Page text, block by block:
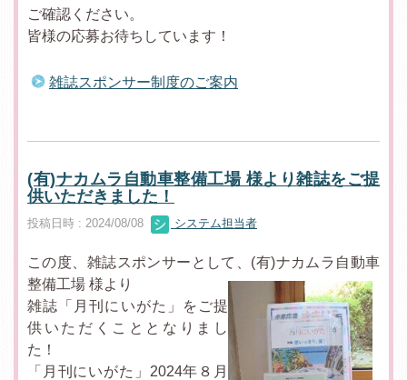
ご確認ください。
皆様の応募お待ちしています！
雑誌スポンサー制度のご案内
(有)ナカムラ自動車整備工場 様より雑誌をご提
供いただきました！
投稿日時 : 2024/08/08 システム担当者
この度、雑誌スポンサーとして、(有)ナカムラ自動車
整備工場 様より
雑誌「月刊にいがた」をご提
供いただくこととなりまし
た！
「月刊にいがた」2024年８月